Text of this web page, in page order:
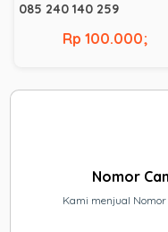
085 240 140 259
Rp 100.000;
Nomor
Kami menjual